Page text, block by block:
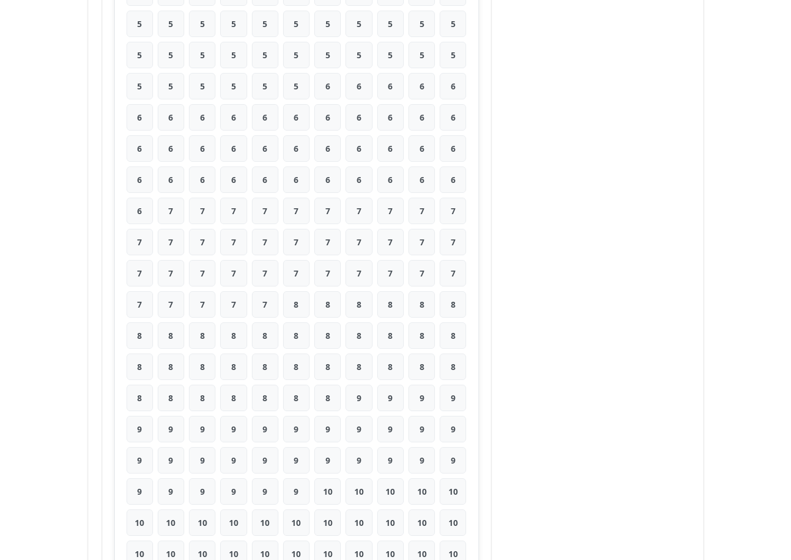
5 5 5 5 5 5 5 5 5 5 5
5 5 5 5 5 5 5 5 5 5 5
5 5 5 5 5 5 6 6 6 6 6
6 6 6 6 6 6 6 6 6 6 6
6 6 6 6 6 6 6 6 6 6 6
6 6 6 6 6 6 6 6 6 6 6
6 7 7 7 7 7 7 7 7 7 7
7 7 7 7 7 7 7 7 7 7 7
7 7 7 7 7 7 7 7 7 7 7
7 7 7 7 7 8 8 8 8 8 8
8 8 8 8 8 8 8 8 8 8 8
8 8 8 8 8 8 8 8 8 8 8
8 8 8 8 8 8 8 9 9 9 9
9 9 9 9 9 9 9 9 9 9 9
9 9 9 9 9 9 9 9 9 9 9
9 9 9 9 9 9 10 10 10 10 10
10 10 10 10 10 10 10 10 10 10 10
10 10 10 10 10 10 10 10 10 10 10